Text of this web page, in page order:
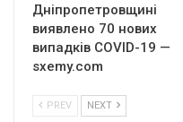
Дніпропетровщині
виявлено 70 нових
випадків COVID-19 —
sxemy.com
PREV NEXT